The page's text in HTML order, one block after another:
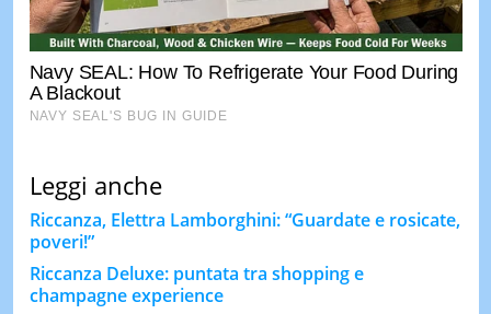
Leggi anche
Riccanza, Elettra Lamborghini: “Guardate e rosicate,
poveri!”
Riccanza Deluxe: puntata tra shopping e
champagne experience